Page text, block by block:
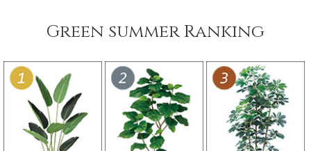
Green summer Ranking